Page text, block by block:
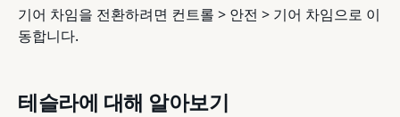
기어 차임을 전환하려면 컨트롤 > 안전 > 기어 차임으로 이
동합니다.
테슬라에 대해 알아보기